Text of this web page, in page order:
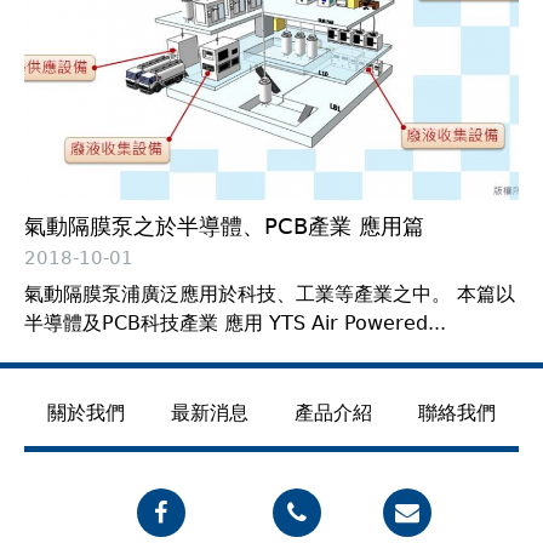
氣動隔膜泵之於半導體、PCB產業 應用篇
2018-10-01
氣動隔膜泵浦廣泛應用於科技、工業等產業之中。 本篇以
半導體及PCB科技產業 應用 YTS Air Powered...
關於我們 最新消息 產品介紹 聯絡我們